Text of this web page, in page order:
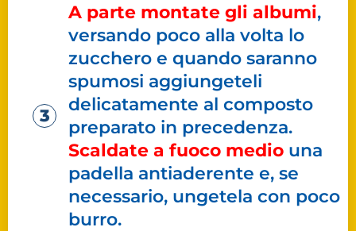
A parte montate gli albumi,
versando poco alla volta lo
zucchero e quando saranno
spumosi aggiungeteli
delicatamente al composto
preparato in precedenza.
Scaldate a fuoco medio una
padella antiaderente e, se
necessario, ungetela con poco
burro.